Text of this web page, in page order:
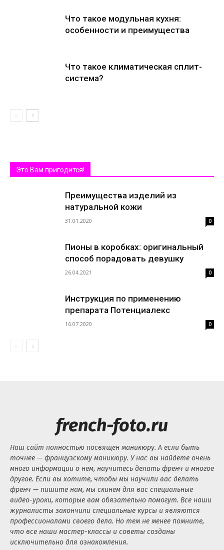
Что такое модульная кухня:
особенности и преимущества
Что такое климатическая сплит-
система?
Это Вам пригодится!
Преимущества изделий из
натуральной кожи
31.01.2020 0
Пионы в коробках: оригинальный
способ порадовать девушку
26.04.2021 0
Инструкция по применению
препарата Потенциалекс
16.07.2020 0
french-foto.ru
Наш сайт полностью посвящен маникюру. А если быть
точнее — французскому маникюру. У нас вы найдете очень
много информации о нем, научитесь делать френч и многое
другое. Если вы хотите, чтобы мы научили вас делать
френч — пишите нам, мы скинем для вас специальные
видео-уроки, которые вам обязательно помогут. Все наши
журналисты закончили специальные курсы и являются
профессионалами своего дела. Но тем не менее помните,
что все наши мастер-классы и советы созданы
исключительно для ознакомления.